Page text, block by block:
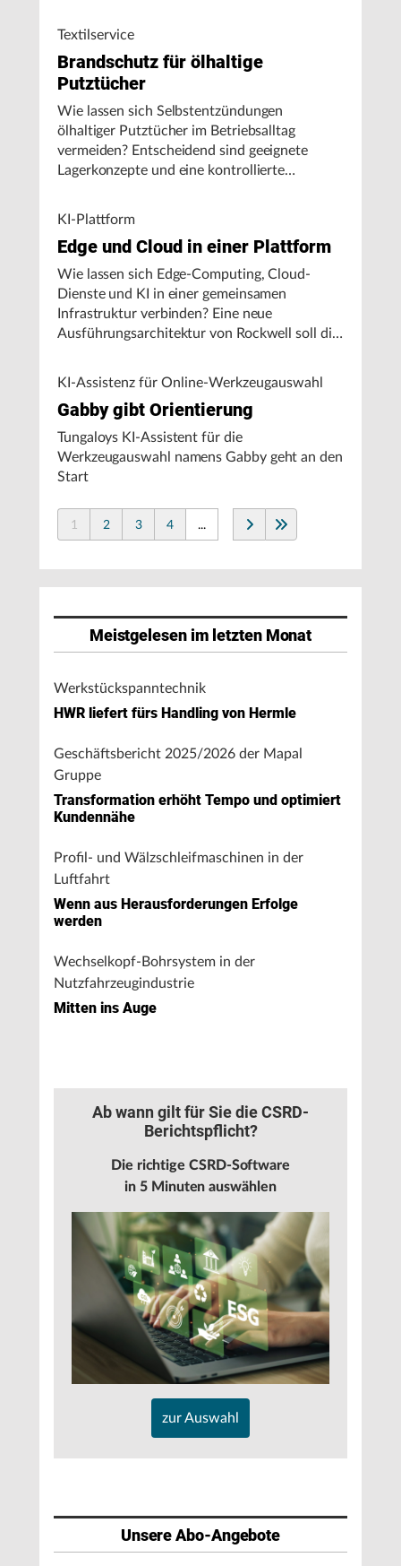
Textilservice
Brandschutz für ölhaltige
Putztücher
Wie lassen sich Selbstentzündungen
ölhaltiger Putztücher im Betriebsalltag
vermeiden? Entscheidend sind geeignete
Lagerkonzepte und eine kontrollierte
KI-Plattform
Edge und Cloud in einer Plattform
Wie lassen sich Edge-Computing, Cloud-
Dienste und KI in einer gemeinsamen
Infrastruktur verbinden? Eine neue
Ausführungsarchitektur von Rockwell soll die
KI-Assistenz für Online-Werkzeugauswahl
Gabby gibt Orientierung
Tungaloys KI-Assistent für die
Werkzeugauswahl namens Gabby geht an den
Start
1 2 3 4 ...
Meistgelesen im letzten Monat
Werkstückspanntechnik
HWR liefert fürs Handling von Hermle
Geschäftsbericht 2025/2026 der Mapal
Gruppe
Transformation erhöht Tempo und optimiert
Kundennähe
Profil- und Wälzschleifmaschinen in der
Luftfahrt
Wenn aus Herausforderungen Erfolge
werden
Wechselkopf-Bohrsystem in der
Nutzfahrzeugindustrie
Mitten ins Auge
Ab wann gilt für Sie die CSRD-
Berichtspflicht?
Die richtige CSRD-Software
in 5 Minuten auswählen
zur Auswahl
Unsere Abo-Angebote